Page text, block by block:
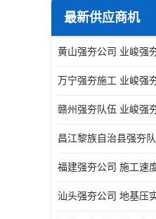
最新供应商机
昌江黎族自治县强夯